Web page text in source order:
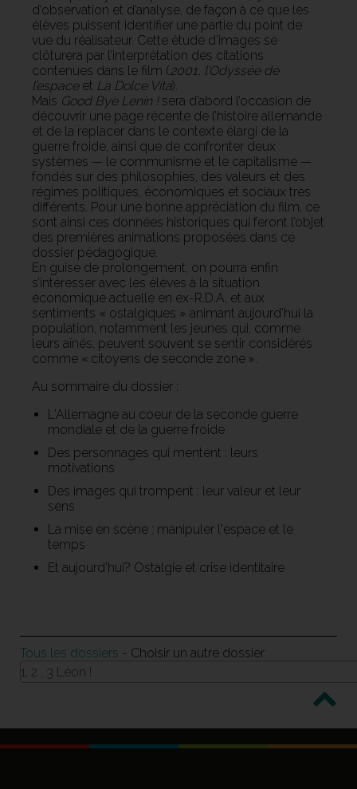
d’observation et d’analyse, de façon à ce que les
élèves puissent identifier une partie du point de
vue du réalisateur. Cette étude d’images se
clôturera par l’interprétation des citations
contenues dans le film (2001, l’Odyssée de
l’espaceet La Dolce Vita).
Mais Good Bye Lenin !sera d’abord l’occasion de
découvrir une page récente de l’histoire allemande
et de la replacer dans le contexte élargi de la
guerre froide, ainsi que de confronter deux
systèmes — le communisme et le capitalisme —
fondés sur des philosophies, des valeurs et des
régimes politiques, économiques et sociaux très
différents. Pour une bonne appréciation du film, ce
sont ainsi ces données historiques qui feront l’objet
des premières animations proposées dans ce
dossier pédagogique.
En guise de prolongement, on pourra enfin
s’intéresser avec les élèves à la situation
économique actuelle en ex-R.D.A. et aux
sentiments « ostalgiques » animant aujourd’hui la
population, notamment les jeunes qui, comme
leurs aînés, peuvent souvent se sentir considérés
comme « citoyens de seconde zone ».
Au sommaire du dossier :
L'Allemagne au coeur de la seconde guerre
mondiale et de la guerre froide
Des personnages qui mentent : leurs
motivations
Des images qui trompent : leur valeur et leur
sens
La mise en scène : manipuler l'espace et le
temps
Et aujourd'hui? Ostalgie et crise identitaire
Tous les dossiers - Choisir un autre dossier
1, 2 , 3 Léon !